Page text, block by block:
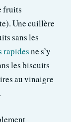
fruits
Une cuillère
sans les
rapidesne s’y
les biscuits
au vinaigre